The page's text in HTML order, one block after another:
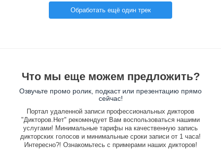
Обработать ещё один трек
Что мы еще можем предложить?
Озвучьте промо ролик, подкаст или презентацию прямо
сейчас!
Портал удаленной записи профессиональных дикторов
"Дикторов.Нет" рекомендует Вам воспользоваться нашими
услугами! Минимальные тарифы на качественную запись
дикторских голосов и минимальные сроки записи от 1 часа!
Интересно?! Ознакомьтесь с примерами наших дикторов!